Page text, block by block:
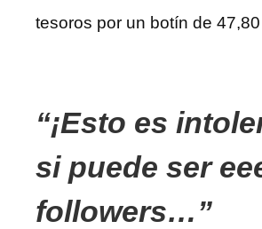
tesoros por un botín de
¡Esto es
si puede ser
followers…